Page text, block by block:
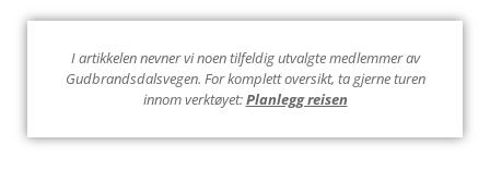
I artikkelen nevner vi noen tilfeldig utvalgte medlemmer av
Gudbrandsdalsvegen. For komplett oversikt, ta gjerne turen
innom verktøyet:Planlegg reisen